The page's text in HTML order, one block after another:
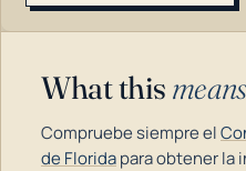
What this means
Compruebe siempre el
de Floridapara obtener la